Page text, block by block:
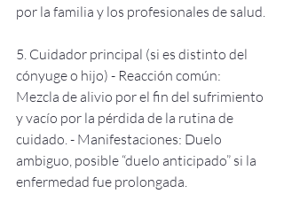
por la familia y los profesionales de salud.
5. Cuidador principal (si es distinto del
cónyuge o hijo) - Reacción común:
Mezcla de alivio por el fin del sufrimiento
y vacío por la pérdida de la rutina de
cuidado. - Manifestaciones: Duelo
ambiguo, posible “duelo anticipado” si la
enfermedad fue prolongada.